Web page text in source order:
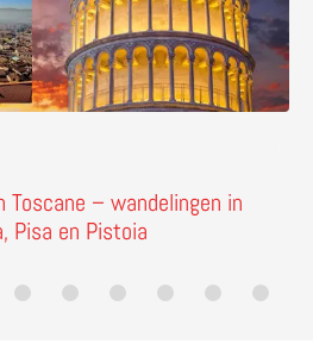
– wandelingen in
Pisa en Pistoia